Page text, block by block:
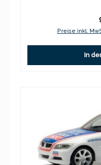
Preise inkl.
In